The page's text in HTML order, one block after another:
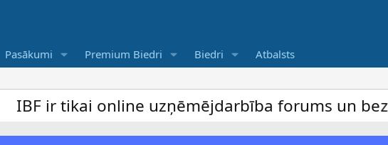
Pasākumi Premium Biedri Biedri Atbalsts
online uzņēmējdarbība forums un